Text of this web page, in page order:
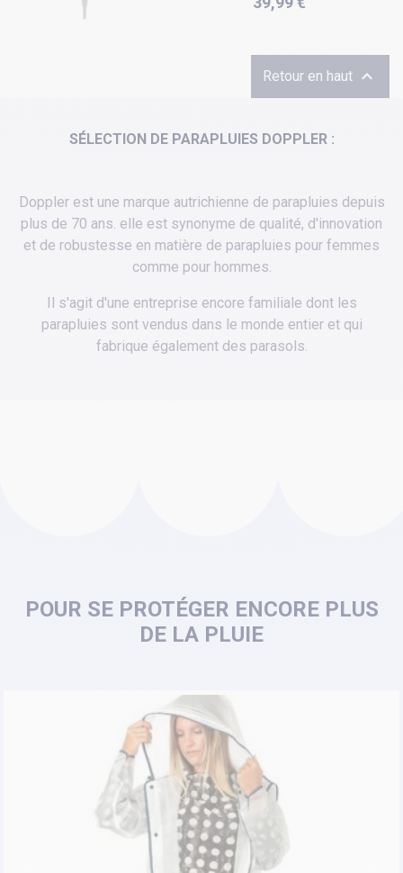
Retour en haut 
SÉLECTION DE PARAPLUIES DOPPLER :
Doppler est une marque autrichienne de parapluies depuis
plus de 70 ans. elle est synonyme de qualité, d'innovation
et de robustesse en matière de parapluies pour femmes
comme pour hommes.
Il s'agit d'une entreprise encore familiale dont les
parapluies sont vendus dans le monde entier et qui
fabrique également des parasols.
POUR SE PROTÉGER ENCORE PLUS
DE LA PLUIE